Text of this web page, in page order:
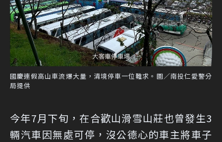
國慶連假高山車流爆大量，清境停車一位難求。圖／南投仁愛警分
局提供
今年7月下旬，在合歡山滑雪山莊也曾發生3
輛汽車因無處可停，沒公德心的車主將車子